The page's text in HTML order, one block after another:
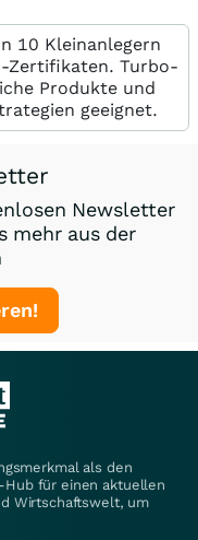
10 Kleinanlegern
Zertifikaten. Turbo-
Produkte und
geeignet.
Newsletter
mehr aus der
als den
Hub für einen aktuellen
Wirtschaftswelt, um